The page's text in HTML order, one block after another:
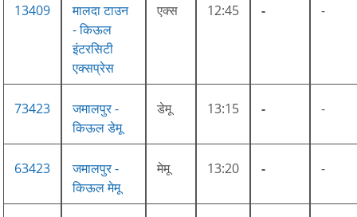
13409
मालदा टाउन
- किऊल
इंटरसिटी
एक्सप्रेस
एक्स 12:45 - -
73423
जमालपुर -
किऊल डेमू
डेमू 13:15 - -
63423
जमालपुर -
किऊल मेमू
मेमू 13:20 - -